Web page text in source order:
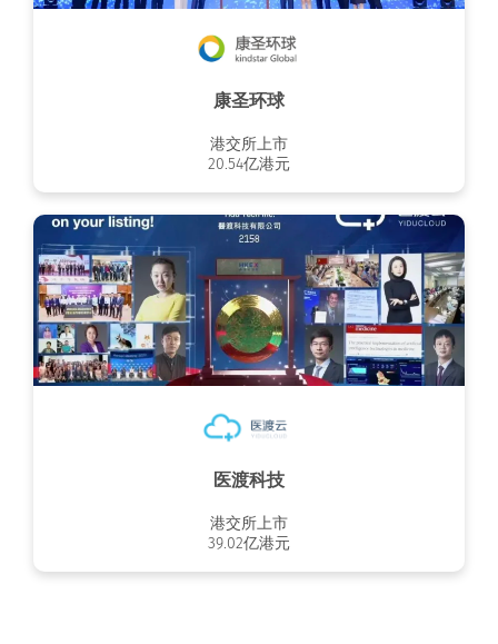
康圣环球
港交所上市
20.54亿港元
医渡科技
港交所上市
39.02亿港元